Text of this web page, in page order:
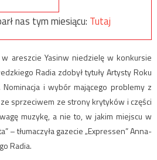
nas tym miesiącu: Tutaj
areszcie Yasinw niedzielę w konkursie
Radia zdobył tytuły Artysty Roku
Nominacja i wybór mającego problemy z
sprzeciwem ze strony krytyków i części
muzykę, a nie to, w jakim miejscu w
– tłumaczyła gazecie „Expressen” Anna-
Radia.